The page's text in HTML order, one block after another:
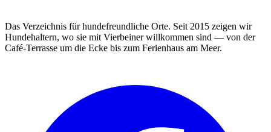
Das Verzeichnis für hundefreundliche Orte. Seit 2015 zeigen wir
Hundehaltern, wo sie mit Vierbeiner willkommen sind — von der
Café-Terrasse um die Ecke bis zum Ferienhaus am Meer.